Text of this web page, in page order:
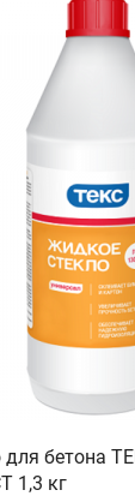
бетона
1,3 кг